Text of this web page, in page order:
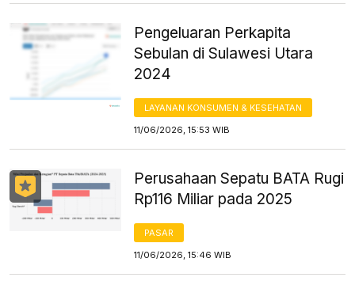
Pengeluaran Perkapita
Sebulan di Sulawesi Utara
2024
LAYANAN KONSUMEN & KESEHATAN
11/06/2026, 15:53 WIB
Perusahaan Sepatu BATA Rugi
Rp116 Miliar pada 2025
PASAR
11/06/2026, 15:46 WIB